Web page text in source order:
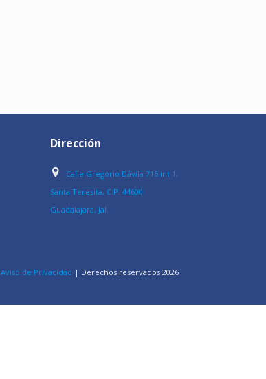
Dirección
Calle Gregorio Dávila 716 int 1,
Santa Teresita, C.P. 44600
Guadalajara, Jal.
Aviso de Privacidad | Derechos reservados 2026